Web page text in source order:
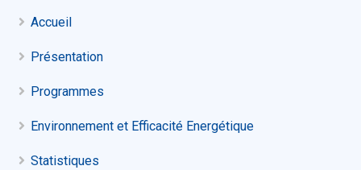
Accueil
Présentation
Programmes
Environnement et Efficacité Energétique
Statistiques